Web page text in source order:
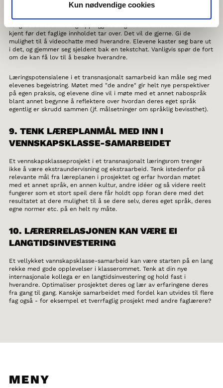
Kun nødvendige cookies
MENY
spente i forbindelse med et vennskapsklasseprosjekt.
Sørg for at undervisningsopplegget ditt gir rom for at elevene kan bli
kjent før det faglige innholdet tar over. Det vil de gjerne. Gi de
mulighet til å videochatte med hverandre. Elevene kaster seg bare ut
i det, og gjemmer seg sjeldent bak en tekstchat. Vanligvis spør de fort
om de kan få lov til å besøke hverandre.
Læringspotensialene i et transnasjonalt samarbeid kan måle seg med
elevenes begeistring. Møtet med "de andre" gir helt nye perspektiver
på egen praksis, og elevene dine vil i møte med et annet nabospråk
blant annet begynne å reflektere over hvordan deres eget språk
egentlig er skrudd sammen (jf. målsetninger om språklig bevissthet).
9. TENK LÆREPLANMÅL MED INN I
VENNSKAPSKLASSE-SAMARBEIDET
Et vennskapsklasseprosjekt i et transnasjonalt læringsrom trenger
ikke å være ekstraundervisning og ekstraarbeid. Tenk istedenfor på
relevante mål fra læreplanen i prosjektet og erfar hvordan møtet
med et annet språk, en annen kultur, andre idéer og så videre reelt
fungerer som et stort speil dere får holdt opp foran dere med det
resultatet at dere mulighet til å se dere selv, deres eget språk, deres
egne normer etc. på en helt ny måte.
10. LÆRERRELASJONEN KAN VÆRE EI
LANGTIDSINVESTERING
Et vellykket vannskapsklasse-samarbeid kan være starten på en lang
rekke med gode opplevelser i klasserommet. Tenk at din nye
internasjonale kollega er en langtidsinvestering og hold fast i
hverandre. Optimaliser prosjektet deres og lær av erfaringene deres
fra gang til gang. Kanskje samarbeidet med fordel kan utvides til flere
fag også - for eksempel et tverrfaglig prosjekt med andre faglærere?